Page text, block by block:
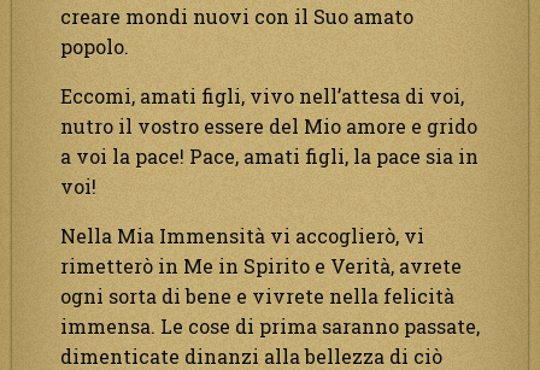
creare mondi nuovi con il Suo amato
popolo.
Eccomi, amati figli, vivo nell’attesa di voi,
nutro il vostro essere del Mio amore e grido
a voi la pace! Pace, amati figli, la pace sia in
voi!
Nella Mia Immensità vi accoglierò, vi
rimetterò in Me in Spirito e Verità, avrete
ogni sorta di bene e vivrete nella felicità
immensa. Le cose di prima saranno passate,
dimenticate dinanzi alla bellezza di ciò